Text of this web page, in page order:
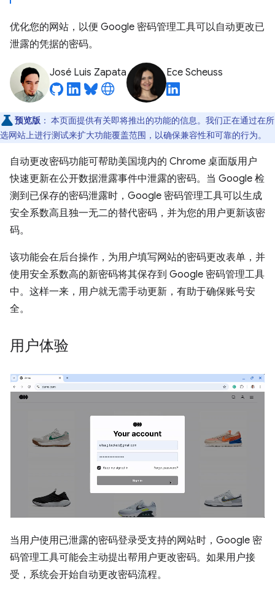
优化您的网站，以便 Google 密码管理工具可以自动更改已
泄露的凭据的密码。
José Luis Zapata Ece Scheuss
预览版 ： 本页面提供有关即将推出的功能的信息。我们正在通过在所
选网站上进行测试来扩大功能覆盖范围，以确保兼容性和可靠的行为。
自动更改密码功能可帮助美国境内的 Chrome 桌面版用户
快速更新在公开数据泄露事件中泄露的密码。当 Google 检
测到已保存的密码泄露时，Google 密码管理工具可以生成
安全系数高且独一无二的替代密码，并为您的用户更新该密
码。
该功能会在后台操作，为用户填写网站的密码更改表单，并
使用安全系数高的新密码将其保存到 Google 密码管理工具
中。这样一来，用户就无需手动更新，有助于确保账号安
全。
用户体验
当用户使用已泄露的密码登录受支持的网站时，Google 密
码管理工具可能会主动提出帮用户更改密码。如果用户接
受，系统会开始自动更改密码流程。